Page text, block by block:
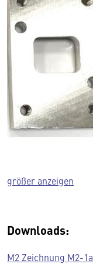
größer anzeigen
Downloads:
M2 Zeichnung M2-1a